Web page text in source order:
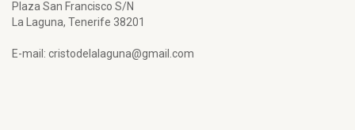
Plaza San Francisco S/N
La Laguna, Tenerife 38201
E-mail: cristodelalaguna@gmail.com